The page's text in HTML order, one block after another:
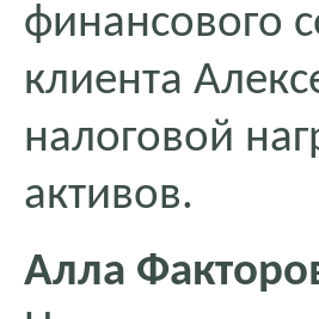
финансового
клиента
налоговой
активов.
Алла